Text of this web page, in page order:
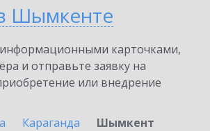
Шымкенте
карточками,
и отправьте заявку на
или внедрение
Караганда
Шымкент